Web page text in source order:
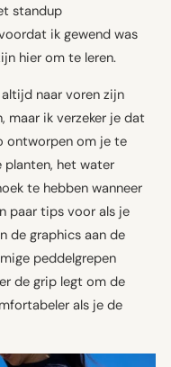
standup
ik gewend was
hier om te leren.
naar voren zijn
maar ik verzeker je dat
ontworpen om je te
planten, het water
te hebben wanneer
paar tips voor als je
de graphics aan de
peddelgrepen
de grip legt om de
als je de